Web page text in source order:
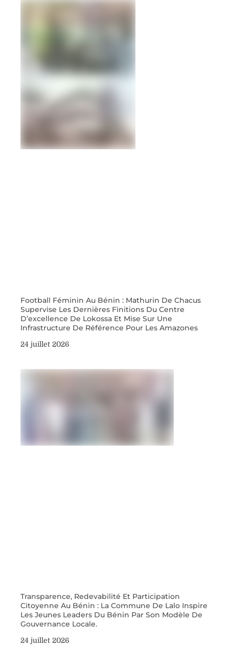
Football Féminin Au Bénin : Mathurin De Chacus
Supervise Les Dernières Finitions Du Centre
D’excellence De Lokossa Et Mise Sur Une
Infrastructure De Référence Pour Les Amazones
24 juillet 2026
Transparence, Redevabilité Et Participation
Citoyenne Au Bénin : La Commune De Lalo Inspire
Les Jeunes Leaders Du Bénin Par Son Modèle De
Gouvernance Locale.
24 juillet 2026